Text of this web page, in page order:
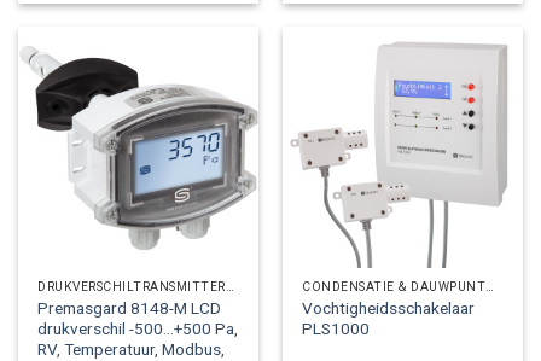
Premasgard 8148-M LCD
drukverschil -500…+500 Pa,
RV, Temperatuur, Modbus,
Vochtigheidsschakelaar
PLS1000